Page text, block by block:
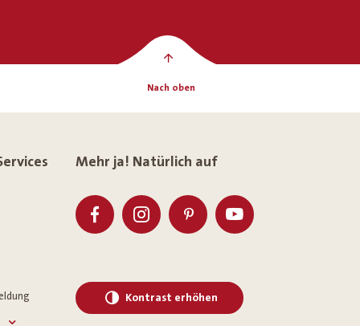
Nach oben
Mehr ja! Natürlich auf
Kontrast erhöhen